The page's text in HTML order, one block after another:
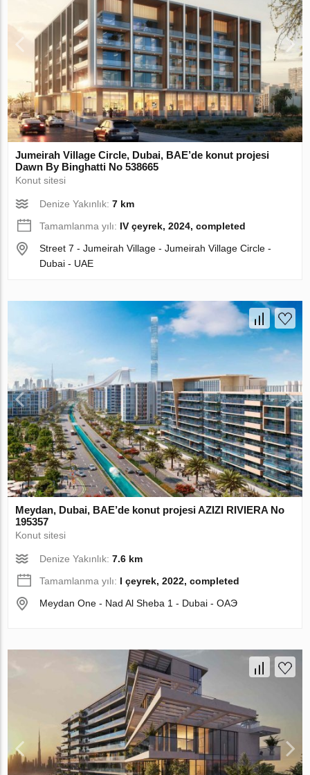
Jumeirah Village Circle, Dubai, BAE’de konut projesi
Dawn By Binghatti No 538665
Konut sitesi
Denize Yakınlık:7 km
Tamamlanma yılı: IV çeyrek, 2024, completed
Street 7 - Jumeirah Village - Jumeirah Village Circle -
Dubai - UAE
Meydan, Dubai, BAE’de konut projesi AZIZI RIVIERA No
195357
Konut sitesi
Denize Yakınlık:7.6 km
Tamamlanma yılı: I çeyrek, 2022, completed
Meydan One - Nad Al Sheba 1 - Dubai - ОАЭ